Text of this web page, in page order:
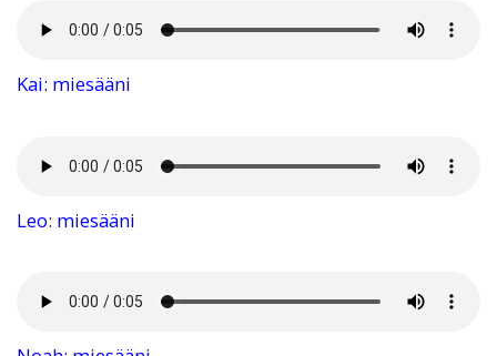
Kai: miesääni
Leo: miesääni